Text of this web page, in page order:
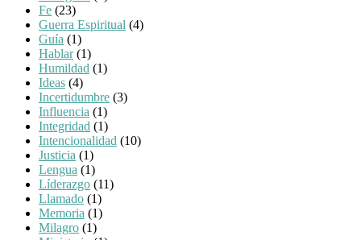
Fe (23)
Guerra Espiritual (4)
Guía (1)
Hablar(1)
Humildad (1)
Ideas (4)
Incertidumbre (3)
Influencia (1)
Integridad (1)
Intencionalidad (10)
Justicia (1)
Lengua (1)
Líderazgo (11)
Llamado (1)
Memoria (1)
Milagro (1)